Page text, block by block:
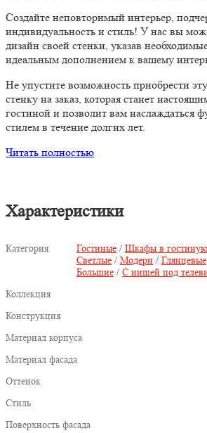
Создайте неповторимый интерьер,
индивидуальность и стиль! У нас вы
дизайн своей стенки, указав
идеальным дополнением к вашему
Не упустите возможность приобрести
стенку на заказ, которая станет
гостиной и позволит вам наслаждаться
стилем в течение долгих лет.
Читать полностью
Характеристики
Категория Гостиные / Шкафы в гостиную
Светлые / Модерн / Глянцевые
Большие / С нишей под
Коллекция
Конструкция
Материал корпуса
Материал фасада
Оттенок
Стиль
Поверхность фасада